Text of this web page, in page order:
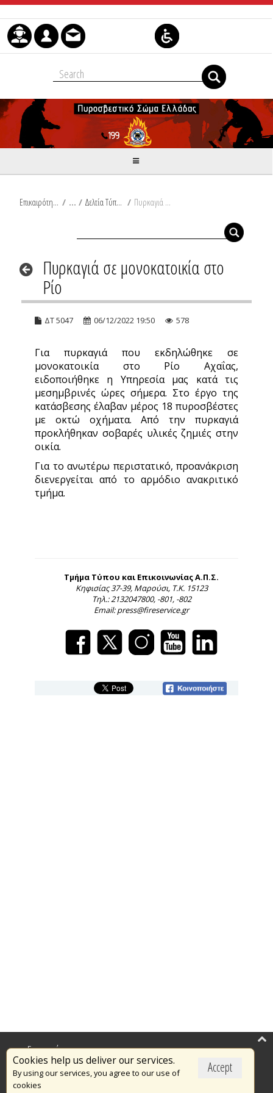
Skip to Content
Επικαιρότητα / Δελτία Τύπου / Πυρκαγιά σε μονοκατοικία στο Ρίο
Πυρκαγιά σε μονοκατοικία στο
Ρίο
ΔΤ 5047 06/12/2022 19:50 578
Για πυρκαγιά που εκδηλώθηκε σε
μονοκατοικία στο Ρίο Αχαΐας,
ειδοποιήθηκε η Υπηρεσία μας κατά τις
μεσημβρινές ώρες σήμερα. Στο έργο της
κατάσβεσης έλαβαν μέρος 18 πυροσβέστες
με οκτώ οχήματα. Από την πυρκαγιά
προκλήθηκαν σοβαρές υλικές ζημιές στην
οικία.
Για το ανωτέρω περιστατικό, προανάκριση
διενεργείται από το αρμόδιο ανακριτικό
τμήμα.
Τμήμα Τύπου και Επικοινωνίας Α.Π.Σ.
Κηφισίας 37-39, Μαρούσι, Τ.Κ. 15123
Τηλ.: 2132047800, -801, -802
Email: press@fireservice.gr
Accept
Cookies help us deliver our services.
By using our services, you agree to our use of
cookies
Επικαιρότητα
Το Πυροσβεστικό Σώμα